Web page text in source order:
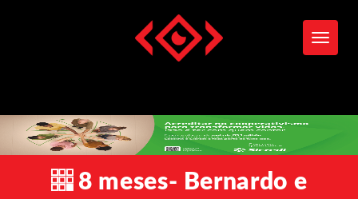
8 meses- Bernardo e